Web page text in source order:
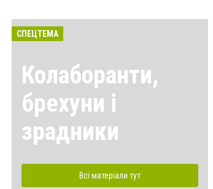
СПЕЦТЕМА
Колаборанти,
брехуни і
зрадники
Всі матеріали тут